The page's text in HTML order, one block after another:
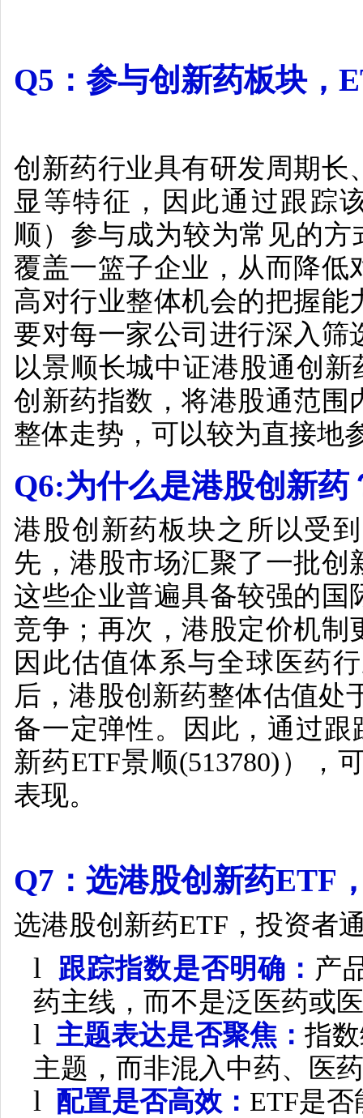
Q5 ：参与创新药板块，
创新药行业具有研发周期长
显等特征，因此通过跟踪
顺）参与成为较为常见的方
覆盖一篮子企业，从而降
高对行业整体机会的把握
要对每一家公司进行深入筛
以景顺长城中证港股通创新
创新药指数，将港股通范围
整体走势，可以较为直接地
Q6:为什么是港股创新药
港股创新药板块之所以受
先，港股市场汇聚了一批
这些企业普遍具备较强的国
竞争；再次，港股定价机制
因此估值体系与全球医药
后，港股创新药整体估值处
备一定弹性。因此，通过
新药ETF景顺(513780) ），
表现。
Q7 ：选港股创新药ETF
选港股创新药ETF ，投资者
l 跟踪指数是否明确： 产
药主线，而不是泛医药或
l 主题表达是否聚焦： 指
主题，而非混入中药、医
l 配置是否高效： ETF是否